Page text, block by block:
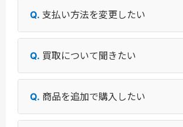
支払い方法を変更したい
買取について聞きたい
商品を追加で購入したい